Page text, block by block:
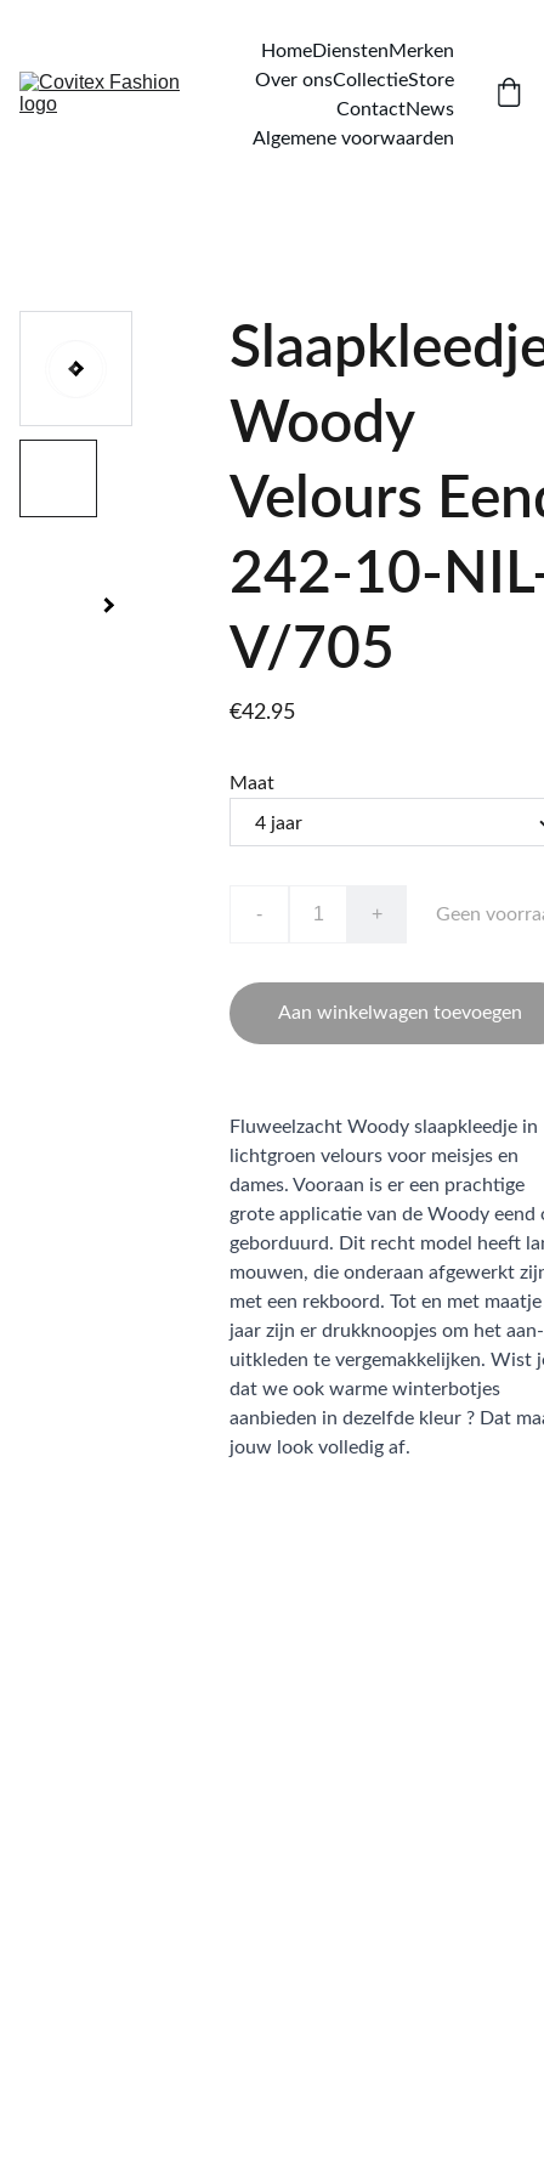
HomeDienstenMerken
Over onsCollectieStore
ContactNews
Algemene voorwaarden
Woody
Velours
242-10-
V/705
€42.95
Maat
- + Geen
Aan winkelwagen toevoegen
Fluweelzacht Woody slaapkleedje in
lichtgroen velours voor meisjes en
dames. Vooraan is er een prachtige
grote applicatie van de Woody eend
geborduurd. Dit recht model heeft
mouwen, die onderaan afgewerkt
met een rekboord. Tot en met
jaar zijn er drukknoopjes om het
uitkleden te vergemakkelijken. Wist
dat we ook warme winterbotjes
aanbieden in dezelfde kleur ? Dat
jouw look volledig af.